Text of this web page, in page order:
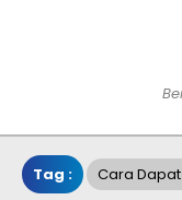
Tag : Cara